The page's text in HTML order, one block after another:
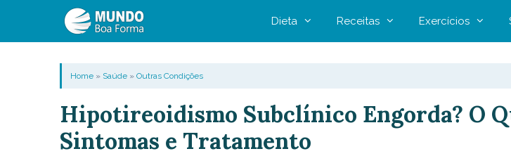
Dieta Receitas Exercícios
Home» Saúde» Outras Condições
Hipotireoidismo Subclínico Engorda? O
Sintomas e Tratamento